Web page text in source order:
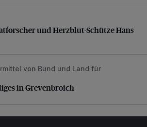
und Herzblut-Schütze Hans
und Herzblut-Schütze Hans
in Grevenbroich
von Bund und Land für
in Grevenbroich